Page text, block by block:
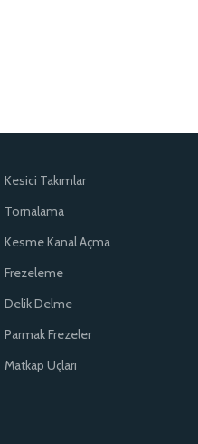
Kesici Takımlar
Tornalama
Kesme Kanal Açma
Frezeleme
Delik Delme
Parmak Frezeler
Matkap Uçları